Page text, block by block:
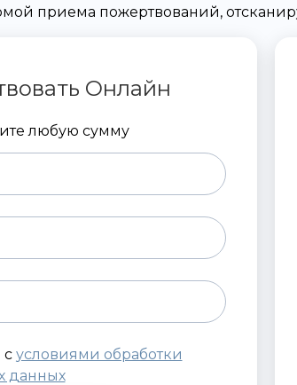
приема пожертвований,
Онлайн
любую сумму
с условиями обработки
данных